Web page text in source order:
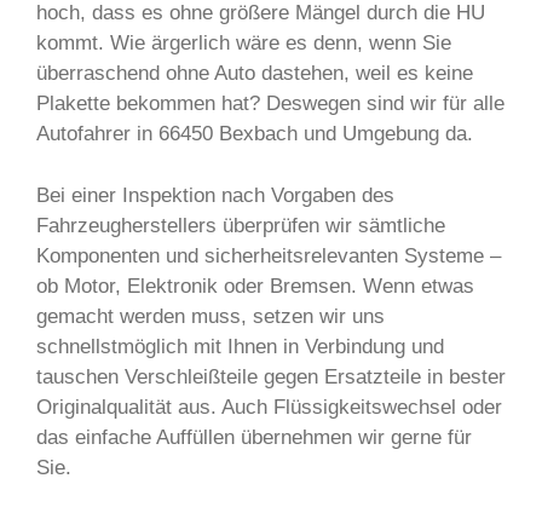
hoch, dass es ohne größere Mängel durch die HU
kommt. Wie ärgerlich wäre es denn, wenn Sie
überraschend ohne Auto dastehen, weil es keine
Plakette bekommen hat? Deswegen sind wir für alle
Autofahrer in 66450 Bexbach und Umgebung da.
Bei einer Inspektion nach Vorgaben des
Fahrzeugherstellers überprüfen wir sämtliche
Komponenten und sicherheitsrelevanten Systeme –
ob Motor, Elektronik oder Bremsen. Wenn etwas
gemacht werden muss, setzen wir uns
schnellstmöglich mit Ihnen in Verbindung und
tauschen Verschleißteile gegen Ersatzteile in bester
Originalqualität aus. Auch Flüssigkeitswechsel oder
das einfache Auffüllen übernehmen wir gerne für
Sie.